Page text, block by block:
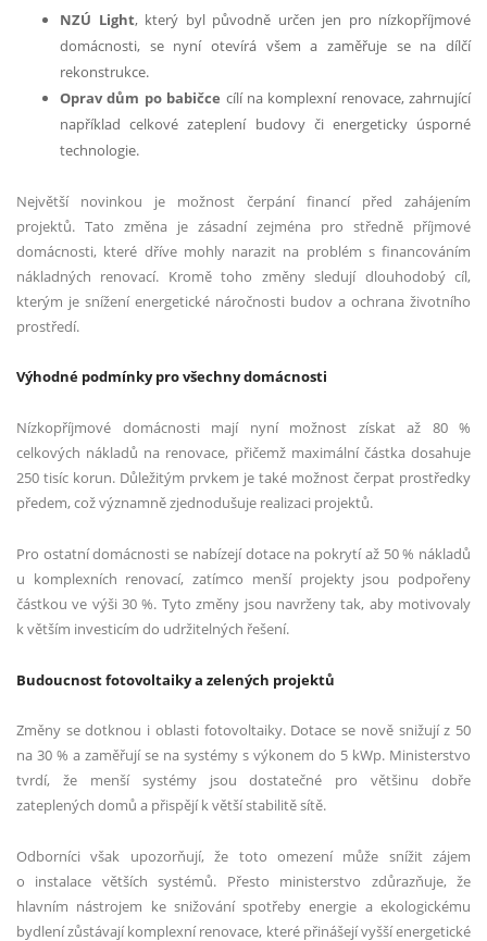
NZÚ Light, který byl původně určen jen pro nízkopříjmové
domácnosti, se nyní otevírá všem a zaměřuje se na dílčí
rekonstrukce.
Oprav dům po babičce cílí na komplexní renovace, zahrnující
například celkové zateplení budovy či energeticky úsporné
technologie.
Největší novinkou je možnost čerpání financí před zahájením
projektů. Tato změna je zásadní zejména pro středně příjmové
domácnosti, které dříve mohly narazit na problém s financováním
nákladných renovací. Kromě toho změny sledují dlouhodobý cíl,
kterým je snížení energetické náročnosti budov a ochrana životního
prostředí.
Výhodné podmínky pro všechny domácnosti
Nízkopříjmové domácnosti mají nyní možnost získat až 80 %
celkových nákladů na renovace, přičemž maximální částka dosahuje
250 tisíc korun. Důležitým prvkem je také možnost čerpat prostředky
předem, což významně zjednodušuje realizaci projektů.
Pro ostatní domácnosti se nabízejí dotace na pokrytí až 50 % nákladů
u komplexních renovací, zatímco menší projekty jsou podpořeny
částkou ve výši 30 %. Tyto změny jsou navrženy tak, aby motivovaly
k větším investicím do udržitelných řešení.
Budoucnost fotovoltaiky a zelených projektů
Změny se dotknou i oblasti fotovoltaiky. Dotace se nově snižují z 50
na 30 % a zaměřují se na systémy s výkonem do 5 kWp. Ministerstvo
tvrdí, že menší systémy jsou dostatečné pro většinu dobře
zateplených domů a přispějí k větší stabilitě sítě.
Odborníci však upozorňují, že toto omezení může snížit zájem
o instalace větších systémů. Přesto ministerstvo zdůrazňuje, že
hlavním nástrojem ke snižování spotřeby energie a ekologickému
bydlení zůstávají komplexní renovace, které přinášejí vyšší energetické